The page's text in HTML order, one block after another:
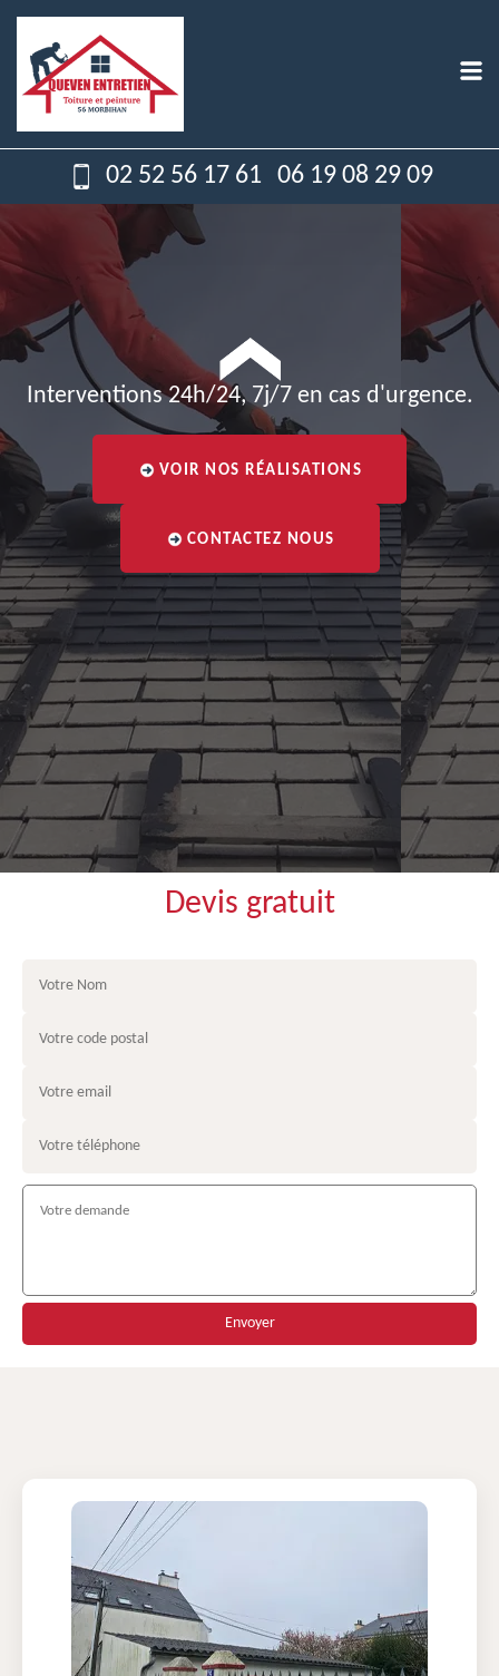
02 52 56 17 61 06 19 08 29 09
Interventions 24h/24, 7j/7 en cas d'urgence.
VOIR NOS RÉALISATIONS
CONTACTEZ NOUS
Devis gratuit